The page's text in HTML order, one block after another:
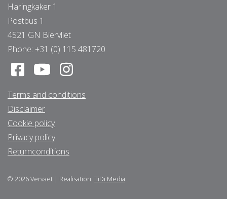
Haringkaker 1
Postbus 1
4521 GN Biervliet
Phone: +31 (0) 115 481720
Terms and conditions
Disclaimer
Cookie policy
Privacy policy
Returnconditions
© 2026Vervaet | Realisation: TiDi Media